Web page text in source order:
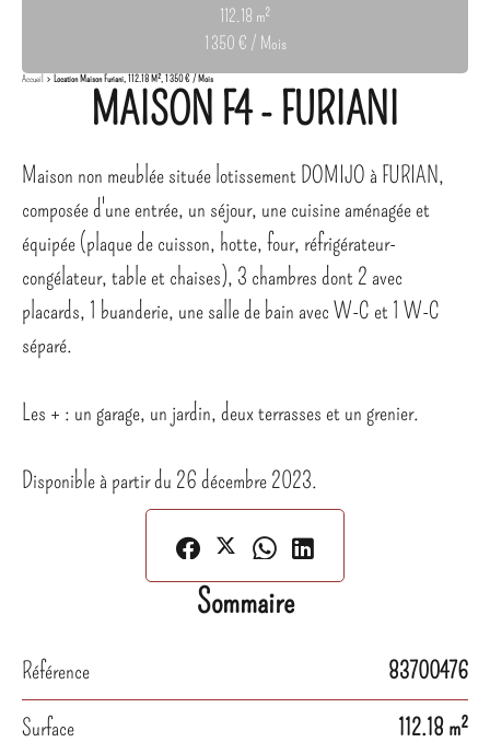
112.18 m²
1 350 € / Mois
Accueil Location Maison Furiani, 112.18 M², 1 350 € / Mois
MAISON F4 - FURIANI
Maison non meublée située lotissement DOMIJO à FURIAN,
composée d'une entrée, un séjour, une cuisine aménagée et
équipée (plaque de cuisson, hotte, four, réfrigérateur-
congélateur, table et chaises), 3 chambres dont 2 avec
placards, 1 buanderie, une salle de bain avec W-C et 1 W-C
séparé.
Les + : un garage, un jardin, deux terrasses et un grenier.
Disponible à partir du 26 décembre 2023.
Sommaire
Référence
83700476
Surface
112.18 m²